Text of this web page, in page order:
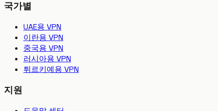
국가별
UAE용 VPN
이란용 VPN
중국용 VPN
러시아용 VPN
튀르키예용 VPN
지원